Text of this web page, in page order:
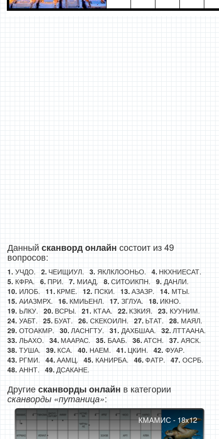
Данный сканворд онлайн состоит из 49
вопросов:
УЧДО. ЧЕИЩИУЛ. ЯКЛКЛООНЬО.
НКХНИЕСАТ.
КФРА.
ПРИ. МИАД. СИТОИКПН.
ДАНЛИ.
ИЛОБ.
КРМЕ. ПСКИ. АЗАЗР.
МТЫ.
АИАЗМРХ.
КМИЬЕНЛ. ЗГЛУА.
ИКНО.
ЬЛКУ.
ВСРЫ. КТАА. КЗКИЯ.
КУУНИМ.
УАБТ.
БУАТ. СКЕКОИЛН. ЬТАТ.
МАЯЛ.
ОТОАКМР.
ЛАСНГТУ. ДАХБШАА.
ЛТТААНА.
ЛЬАХО.
МААРАС. БААБ. АТСН.
АЯСК.
ТУША.
КСА. НАЕМ. ЦКИН.
ФУАР.
РГМИ.
ААМЦ. КАНИРБА. ФАТР.
ОСРБ.
АННТ.
ДСАКАНЕ.
Другиесканворды онлайн в категории
сканворды «путаница»:
КМАМИС - 18x12